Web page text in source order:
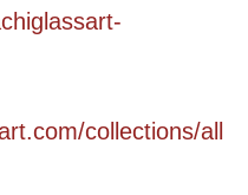
collections/all